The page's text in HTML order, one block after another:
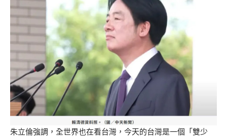
朱立倫強調，全世界也在看台灣，今天的台灣是一個「雙少